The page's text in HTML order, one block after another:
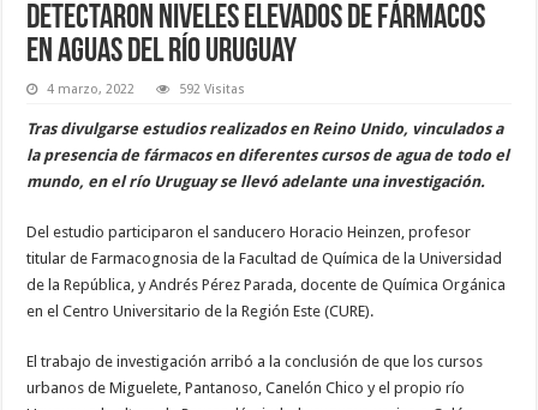
Detectaron niveles elevados de fármacos
en aguas del río Uruguay
4 marzo, 2022 592 Visitas
Tras divulgarse estudios realizados en Reino Unido, vinculados a
la presencia de fármacos en diferentes cursos de agua de todo el
mundo, en el río Uruguay se llevó adelante una investigación.
Del estudio participaron el sanducero Horacio Heinzen, profesor
titular de Farmacognosia de la Facultad de Química de la Universidad
de la República, y Andrés Pérez Parada, docente de Química Orgánica
en el Centro Universitario de la Región Este (CURE).
El trabajo de investigación arribó a la conclusión de que los cursos
urbanos de Miguelete, Pantanoso, Canelón Chico y el propio río